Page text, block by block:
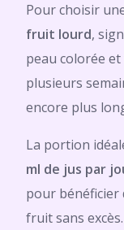
Pour choisir
fruit lourd,
peau colorée
plusieurs
encore plus
La portion
ml de jus par
pour bénéficier
fruit sans